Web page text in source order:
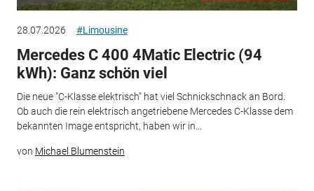
28.07.2026 #Limousine
Mercedes C 400 4Matic Electric (94
kWh): Ganz schön viel
Die neue "C-Klasse elektrisch" hat viel Schnickschnack an Bord.
Ob auch die rein elektrisch angetriebene Mercedes C-Klasse dem
bekannten Image entspricht, haben wir in...
von Michael Blumenstein